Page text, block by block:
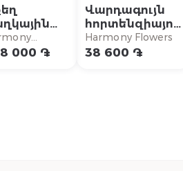
000 ֏
Վարդագույն
հորտենզիայով
ծաղկային
կոմպոզիցիա
Harmony Flowers
38 600 ֏